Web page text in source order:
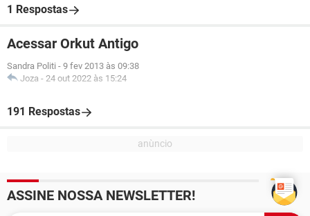
1 Respostas
Acessar Orkut Antigo
Sandra Politi - 9 fev 2013 às 09:38
Joza - 24 out 2022 às 15:24
191 Respostas
ASSINE NOSSA NEWSLETTER!